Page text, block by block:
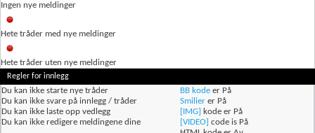
Ingen nye meldinger
Hete tråder med nye meldinger
Hete tråder uten nye meldinger
Regler for innlegg
Du kan ikke starte nye tråder
Du kan ikke svare på innlegg / tråder
Du kan ikke laste opp vedlegg
Du kan ikke redigere meldingene dine
BB kode er På
Smilier er På
[IMG] kode er På
[VIDEO] code is På